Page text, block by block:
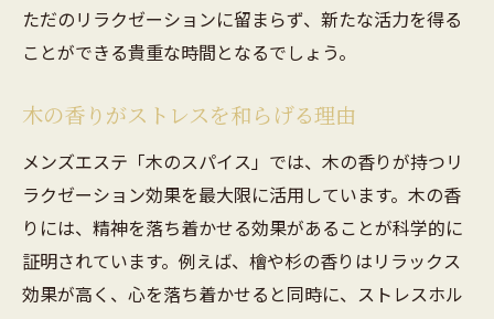
ただのリラクゼーションに留まらず、新たな活力を得る
ことができる貴重な時間となるでしょう。
木の香りがストレスを和らげる理由
メンズエステ「木のスパイス」では、木の香りが持つリ
ラクゼーション効果を最大限に活用しています。木の香
りには、精神を落ち着かせる効果があることが科学的に
証明されています。例えば、檜や杉の香りはリラックス
効果が高く、心を落ち着かせると同時に、ストレスホル